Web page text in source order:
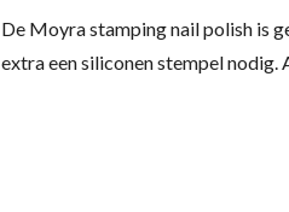
De Moyra stamping nail polish is
extra een siliconen stempel